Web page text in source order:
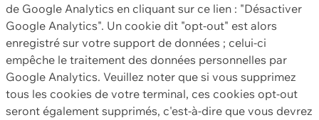
de Google Analytics en cliquant sur ce lien : "Désactiver
Google Analytics". Un cookie dit "opt-out" est alors
enregistré sur votre support de données ; celui-ci
empêche le traitement des données personnelles par
Google Analytics. Veuillez noter que si vous supprimez
tous les cookies de votre terminal, ces cookies opt-out
seront également supprimés, c'est-à-dire que vous devrez